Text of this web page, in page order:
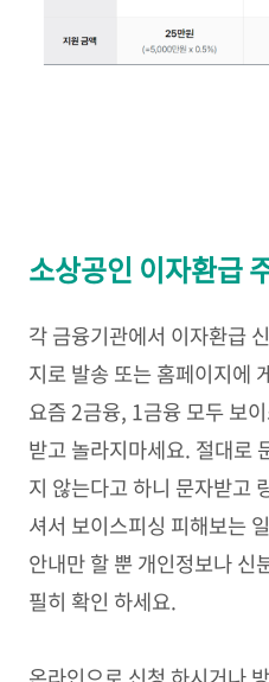
소상공인 이자환급
각 금융기관에서 이자환급
지로 발송 또는 홈페이지에
요즘 2금융, 1금융 모두 보
받고 놀라지마세요. 절대로
지 않는다고 하니 문자받고
셔서 보이스피싱 피해보는
안내만 할 뿐 개인정보나 신
필히 확인 하세요.